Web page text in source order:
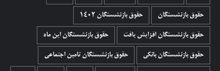
حقوق بازنشستگان حقوق بازنشستگان 1402
حقوق بازنشستگان افزایش یافت حقوق بازنشستگان این ماه
حقوق بازنشستگان بانکی حقوق بازنشستگان تامین اجتماعی